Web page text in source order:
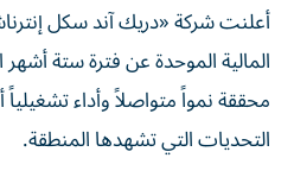
أعلنت شركة «دريك آند سكل
محققة نمواً متواصلاً وأداء
التحديات التي تشهدها المنطقة.